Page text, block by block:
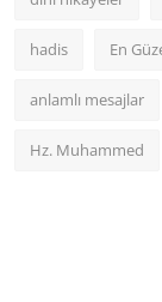
hadis En
anlamlı mesajlar
Hz. Muhammed